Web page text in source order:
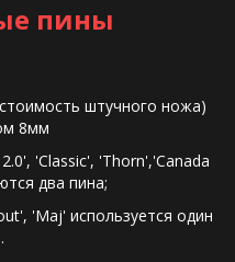
пины
штучного ножа)
8мм
'Classic', 'Thorn','Canada
два пина;
'Maj' используется один